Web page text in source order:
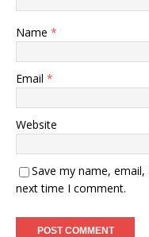
Name *
Email *
Website
Save my name,
next time I comment.